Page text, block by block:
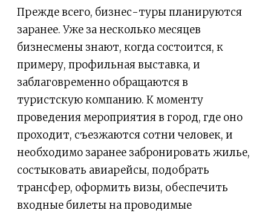
Прежде всего, бизнес-туры планируются
заранее. Уже за несколько месяцев
бизнесмены знают, когда состоится, к
примеру, профильная выставка, и
заблаговременно обращаются в
туристскую компанию. К моменту
проведения мероприятия в город, где оно
проходит, съезжаются сотни человек, и
необходимо заранее забронировать жилье,
состыковать авиарейсы, подобрать
трансфер, оформить визы, обеспечить
входные билеты на проводимые